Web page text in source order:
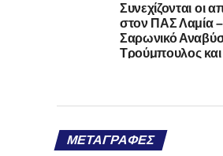
Συνεχίζονται οι
στον ΠΑΣ Λαμία
Σαρωνικό
Τρούμπουλος και
ΜΕΤΑΓΡΑΦΈΣ